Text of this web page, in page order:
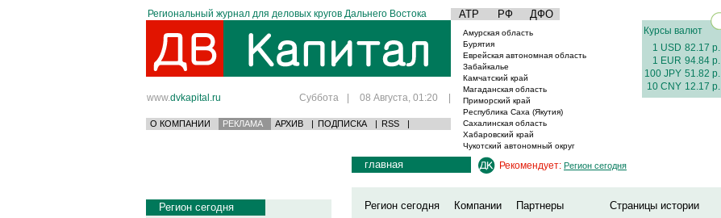
Региональный журнал для деловых кругов Дальнего Востока АТР РФ ДФО
www.dvkapital.ru Суббота | 08 Августа, 01:20 |
О КОМПАНИИ РЕКЛАМА АРХИВ | ПОДПИСКА | RSS |
Амурская область
Бурятия
Еврейская автономная область
Забайкалье
Камчатский край
Магаданская область
Приморский край
Республика Саха (Якутия)
Сахалинская область
Хабаровский край
Чукотский автономный округ
Курсы валют
1 USD 82.17 р.
1 EUR 94.84 р.
100 JPY 51.82 р.
10 CNY 12.17 р.
Регион сегодня
главная Рекомендует: Регион сегодня
Регион сегодня Компании Партнеры
Страницы истории